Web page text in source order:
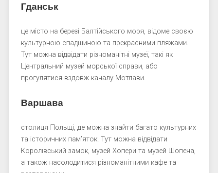
Гданськ
це місто на березі Балтійського моря, відоме своєю
культурною спадщиною та прекрасними пляжами.
Тут можна відвідати різноманітні музеї, такі як
Центральний музей морської справи, або
прогулятися вздовж каналу Мотлави.
Варшава
столиця Польщі, де можна знайти багато культурних
та історичних пам’яток. Тут можна відвідати
Королівський замок, музей Хопери та музей Шопена,
а також насолодитися різноманітними кафе та